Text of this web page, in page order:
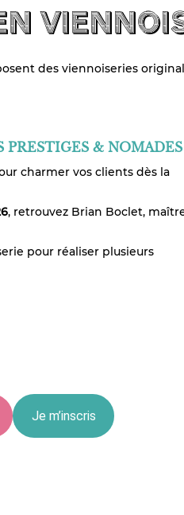
des viennoiseries
& NOMADES
charmer vos clients dès la
, retrouvez Brian Boclet,
pour réaliser plusieurs
Je m’inscris